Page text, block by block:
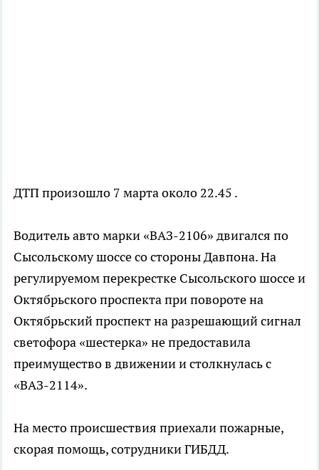
ДТП произошло 7 марта около 22.45 .
Водитель авто марки «ВАЗ-2106» двигался по
Сысольскому шоссе со стороны Давпона. На
регулируемом перекрестке Сысольского шоссе и
Октябрьского проспекта при повороте на
Октябрьский проспект на разрешающий сигнал
светофора «шестерка» не предоставила
преимущество в движении и столкнулась с
«ВАЗ-2114».
На место происшествия приехали пожарные,
скорая помощь, сотрудники ГИБДД.